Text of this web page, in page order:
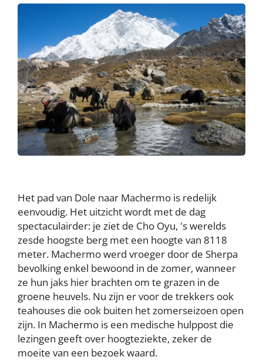
Het pad van Dole naar Machermo is redelijk
eenvoudig. Het uitzicht wordt met de dag
spectaculairder: je ziet de Cho Oyu, 's werelds
zesde hoogste berg met een hoogte van 8118
meter. Machermo werd vroeger door de Sherpa
bevolking enkel bewoond in de zomer, wanneer
ze hun jaks hier brachten om te grazen in de
groene heuvels. Nu zijn er voor de trekkers ook
teahouses die ook buiten het zomerseizoen open
zijn. In Machermo is een medische hulppost die
lezingen geeft over hoogteziekte, zeker de
moeite van een bezoek waard.